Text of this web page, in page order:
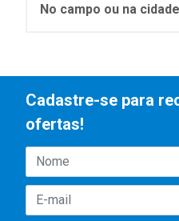
No campo ou na
Cadastre-se para
ofertas!